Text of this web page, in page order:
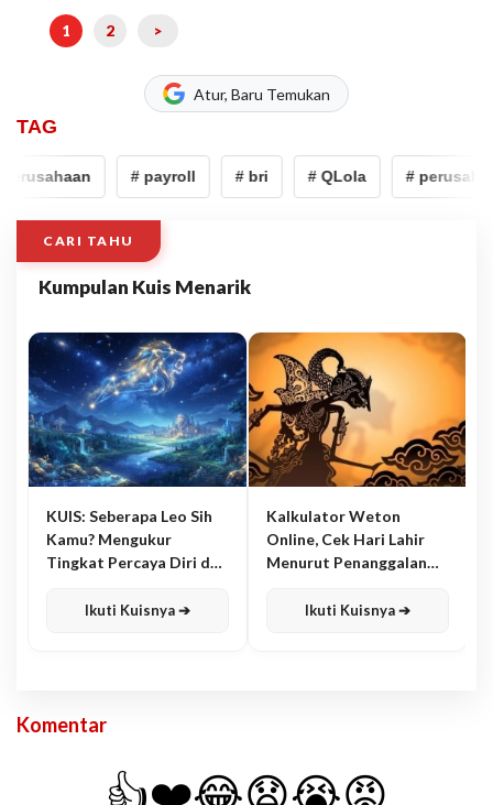
1 2 >
Atur, Baru Temukan
TAG
# payroll # bri # QLola #
CARI TAHU
Kumpulan Kuis Menarik
KUIS: Seberapa Leo Sih
Kamu? Mengukur
Tingkat Percaya Diri dan
Ikuti Kuisnya ➔
Kalkulator Weton
Online, Cek Hari Lahir
Menurut Penanggalan
Ikuti Kuisnya ➔
Komentar
👍❤️😂😧😭😡